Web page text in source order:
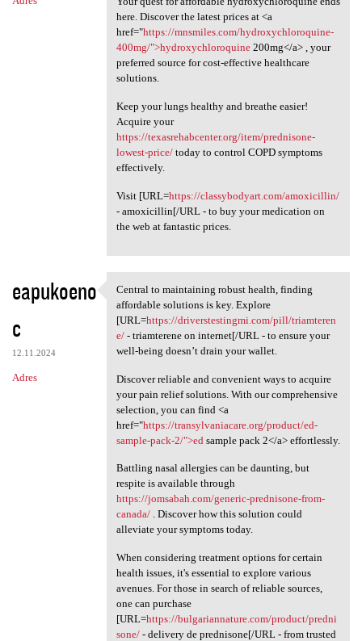
here. Discover the latest prices at <a
href="https://mnsmiles.com/hydroxychloroquine-
400mg/">hydroxychloroquine200mg</a> , your
preferred source for cost-effective healthcare
solutions.
Keep your lungs healthy and breathe easier!
Acquire your
https://texasrehabcenter.org/item/prednisone-
lowest-price/today to control COPD symptoms
effectively.
Visit [URL=https://classybodyart.com/amoxicillin/
- amoxicillin[/URL - to buy your medication on
the web at fantastic prices.
eapukoeno
c
12.11.2024
Adres
Central to maintaining robust
Central to maintaining robust health, finding
affordable solutions is key. Explore
[URL=https://driverstestingmi.com/pill/triamteren
e/- triamterene on internet[/URL - to ensure your
well-being doesn’t drain your wallet.
Discover reliable and convenient ways to acquire
your pain relief solutions. With our comprehensive
selection, you can find <a
href="https://transylvaniacare.org/product/ed-
sample-pack-2/">ed sample pack 2</a> effortlessly.
Battling nasal allergies can be daunting, but
respite is available through
https://jomsabah.com/generic-prednisone-from-
canada/. Discover how this solution could
alleviate your symptoms today.
When considering treatment options for certain
health issues, it's essential to explore various
avenues. For those in search of reliable sources,
one can purchase
[URL=https://bulgariannature.com/product/predni
sone/- delivery de prednisone[/URL - from trusted